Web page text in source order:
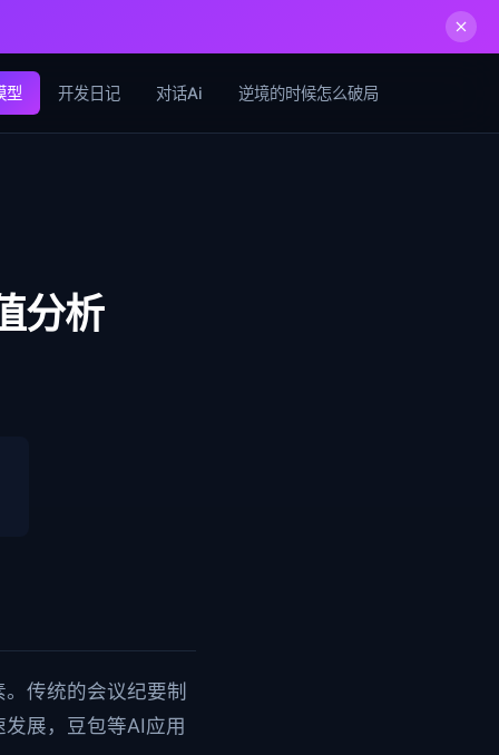
型 开发日记 对话Ai 逆境的时候怎么破局
分析
传统的会议纪要制
展，豆包等AI应用